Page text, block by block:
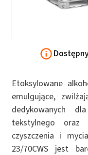
Etoksylowane
emulgujące,
dedykowanych
tekstylnego oraz
czyszczenia i
23/70CWS jest